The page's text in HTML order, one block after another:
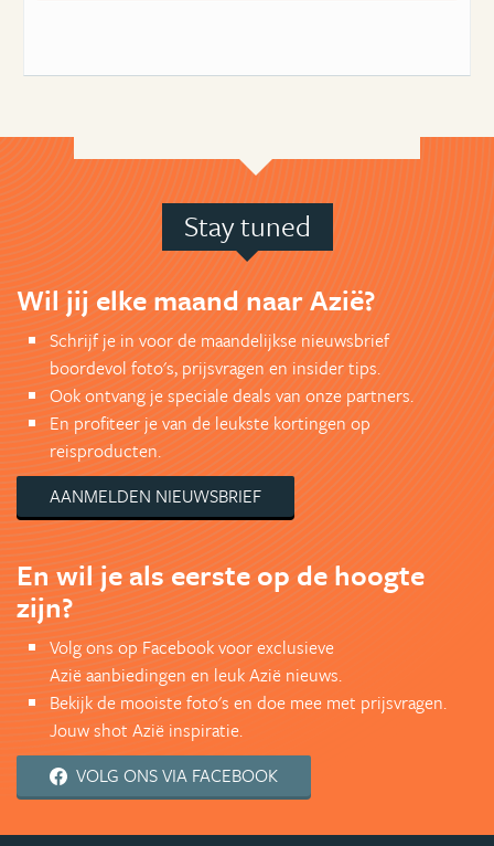
Stay tuned
Wil jij elke maand naar Azië?
Schrijf je in voor de maandelijkse nieuwsbrief
boordevol foto's, prijsvragen en insider tips.
Ook ontvang je speciale deals van onze partners.
En profiteer je van de leukste kortingen op
reisproducten.
AANMELDEN NIEUWSBRIEF
En wil je als eerste op de hoogte
zijn?
Volg ons op Facebook voor exclusieve
Azië aanbiedingen en leuk Azië nieuws.
Bekijk de mooiste foto's en doe mee met prijsvragen.
Jouw shot Azië inspiratie.
VOLG ONS VIA FACEBOOK